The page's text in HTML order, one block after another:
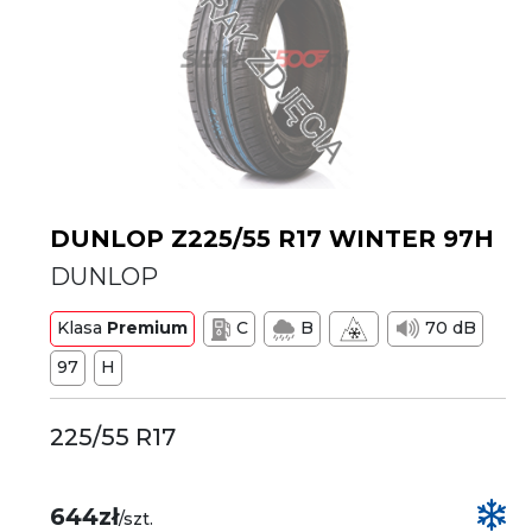
DUNLOP Z225/55 R17 WINTER 97H
DUNLOP
Klasa Premium C B
70 dB
97
H
225/55 R17
644zł/szt.